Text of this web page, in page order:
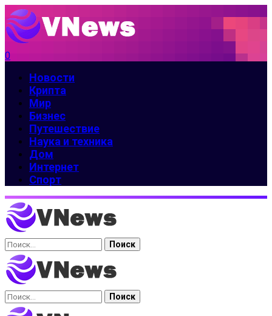
0
Новости
Крипта
Мир
Бизнес
Путешествие
Наука и техника
Дом
Интернет
Спорт
Найти:
Найти: